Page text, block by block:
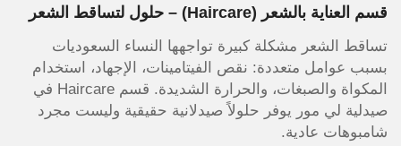
قسم العناية بالشعر (Haircare) – حلول لتساقط الشعر
تساقط الشعر مشكلة كبيرة تواجهها النساء السعوديات
بسبب عوامل متعددة: نقص الفيتامينات، الإجهاد، استخدام
المكواة والصبغات، والحرارة الشديدة. قسم Haircare في
صيدلية لي مور يوفر حلولاً صيدلانية حقيقية وليست مجرد
شامبوهات عادية.